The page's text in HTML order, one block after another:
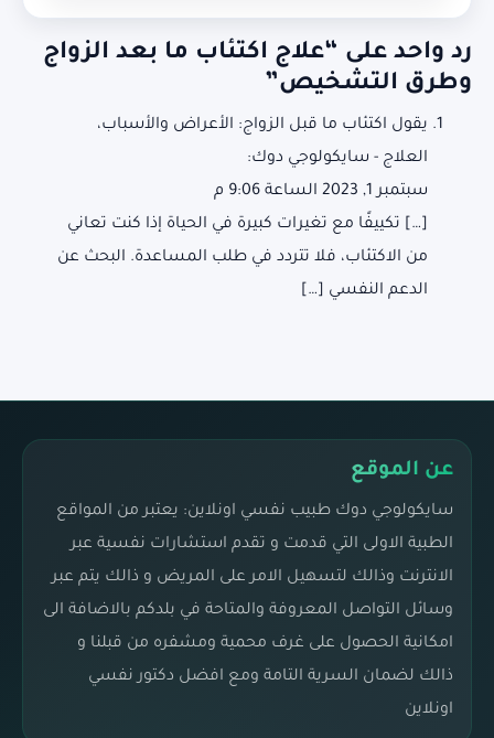
رد واحد على “علاج اكتئاب ما بعد الزواج
وطرق التشخيص”
يقول اكتئاب ما قبل الزواج: الأعراض والأسباب،
العلاج - سايكولوجي دوك:
سبتمبر 1, 2023 الساعة 9:06 م
[…] تكييفًا مع تغيرات كبيرة في الحياة إذا كنت تعاني
من الاكتئاب، فلا تتردد في طلب المساعدة. البحث عن
الدعم النفسي […]
عن الموقع
سايكولوجي دوك طبيب نفسي اونلاين: يعتبر من المواقع
الطبية الاولى التي قدمت و تقدم استشارات نفسية عبر
الانترنت وذالك لتسهيل الامر على المريض و ذالك يتم عبر
وسائل التواصل المعروفة والمتاحة في بلدكم بالاضافة الى
امكانية الحصول على غرف محمية ومشفره من قبلنا و
ذالك لضمان السرية التامة ومع افضل دكتور نفسي
اونلاين